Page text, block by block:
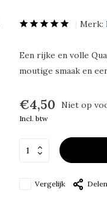
Merk:
Een rijke en volle
moutige smaak en
€4,50 Niet op
Incl. btw
Vergelijk Delen